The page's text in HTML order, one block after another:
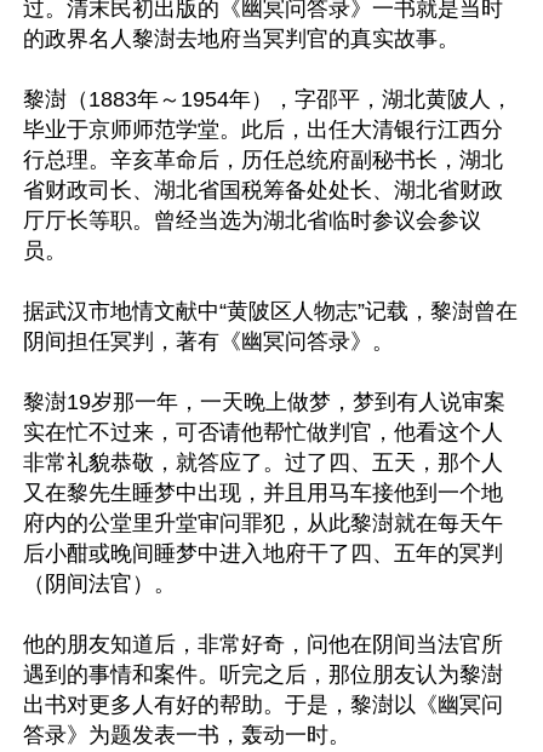
过。清末民初出版的《幽冥问答录》一书就是当时
的政界名人黎澍去地府当冥判官的真实故事。
黎澍（1883年～1954年），字邵平，湖北黄陂人，
毕业于京师师范学堂。此后，出任大清银行江西分
行总理。辛亥革命后，历任总统府副秘书长，湖北
省财政司长、湖北省国税筹备处处长、湖北省财政
厅厅长等职。曾经当选为湖北省临时参议会参议
员。
据武汉市地情文献中“黄陂区人物志”记载，黎澍曾在
阴间担任冥判，著有《幽冥问答录》。
黎澍19岁那一年，一天晚上做梦，梦到有人说审案
实在忙不过来，可否请他帮忙做判官，他看这个人
非常礼貌恭敬，就答应了。过了四、五天，那个人
又在黎先生睡梦中出现，并且用马车接他到一个地
府内的公堂里升堂审问罪犯，从此黎澍就在每天午
后小酣或晚间睡梦中进入地府干了四、五年的冥判
（阴间法官）。
他的朋友知道后，非常好奇，问他在阴间当法官所
遇到的事情和案件。听完之后，那位朋友认为黎澍
出书对更多人有好的帮助。于是，黎澍以《幽冥问
答录》为题发表一书，轰动一时。